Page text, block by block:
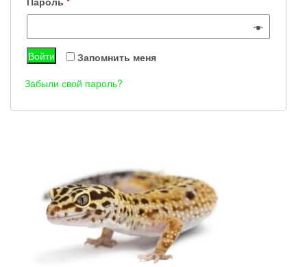
Запомнить меня
Войти
Забыли свой пароль?